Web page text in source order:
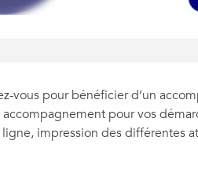
vous pour bénéficier d’un
pour vos
impression des différentes